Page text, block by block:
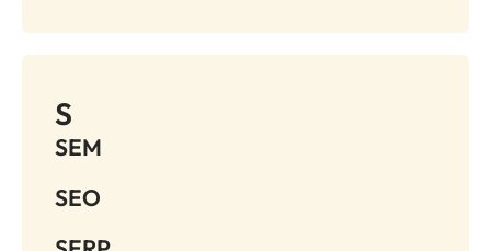
S
SEM
SEO